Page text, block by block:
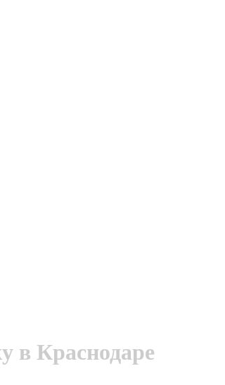
в Краснодаре